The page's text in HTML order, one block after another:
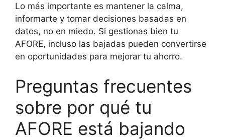
Lo más importante es mantener la calma,
informarte y tomar decisiones basadas en
datos, no en miedo. Si gestionas bien tu
AFORE, incluso las bajadas pueden convertirse
en oportunidades para mejorar tu ahorro.
Preguntas frecuentes
sobre por qué tu
AFORE está bajando